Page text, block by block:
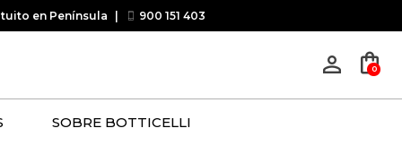
en Península 900 151 403
person_outline shopping_bag
0
SOBRE BOTTICELLI